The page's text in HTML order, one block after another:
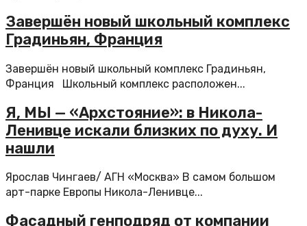
Завершён новый школьный комплекс
Градиньян, Франция
Завершён новый школьный комплекс Градиньян,
Франция Школьный комплекс расположен...
Я, МЫ — «Архстояние»: в Никола-
Ленивце искали близких по духу. И
нашли
Ярослав Чингаев/ АГН «Москва» В самом большом
арт-парке Европы Никола-Ленивце...
Фасадный генподряд от компании